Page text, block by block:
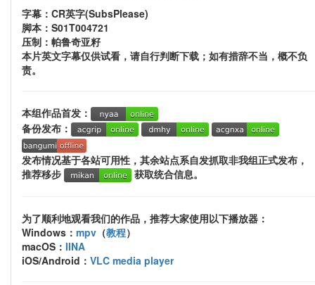
字幕：CR英字(SubsPlease)
脚本：S01T004721
压制：帕鲁奇亚籽
本片英文字幕仅供试看，请自行判断下载；如有措辞不当，概不负
责。
本组作品首发：
备份发布：
发布情况基于各站可用性，其余站点系自发抓取非我组正式发布，
推荐移步
获取统合信息。
为了顺利地观看我们的作品，推荐大家使用以下播放器：
Windows： mpv （教程）
macOS： IINA
iOS/Android： VLC media player